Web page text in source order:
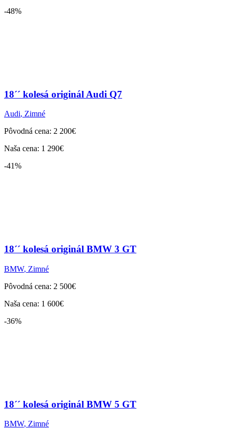
-48%
18´´ kolesá originál Audi Q7
Audi, Zimné
Pôvodná cena: 2 200€
Naša cena: 1 290€
-41%
18´´ kolesá originál BMW 3 GT
BMW, Zimné
Pôvodná cena: 2 500€
Naša cena: 1 600€
-36%
18´´ kolesá originál BMW 5 GT
BMW, Zimné